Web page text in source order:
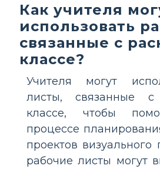
Как учителя
использовать
связанные с
классе?
Учителя могут
листы, связанные с
классе, чтобы
процессе
проектов визуального
рабочие листы могут